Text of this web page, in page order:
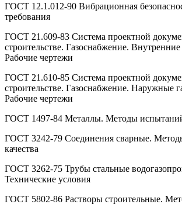
ГОСТ 12.1.012-90 Вибрационная
требования
ГОСТ 21.609-83 Система проектной
строительстве. Газоснабжение. Внутренние
Рабочие чертежи
ГОСТ 21.610-85 Система проектной
строительстве. Газоснабжение. Наружные
Рабочие чертежи
ГОСТ 1497-84 Металлы. Методы
ГОСТ 3242-79 Соединения сварные.
качества
ГОСТ 3262-75 Трубы стальные
Технические условия
ГОСТ 5802-86 Растворы строительные.